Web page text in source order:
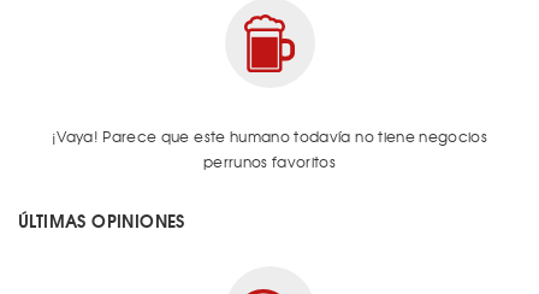
¡Vaya! Parece que este humano todavía no tiene negocios
perrunos favoritos
ÚLTIMAS OPINIONES